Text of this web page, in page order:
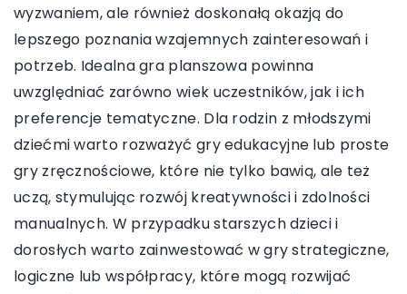
wyzwaniem, ale również doskonałą okazją do
lepszego poznania wzajemnych zainteresowań i
potrzeb. Idealna gra planszowa powinna
uwzględniać zarówno wiek uczestników, jak i ich
preferencje tematyczne. Dla rodzin z młodszymi
dziećmi warto rozważyć gry edukacyjne lub proste
gry zręcznościowe, które nie tylko bawią, ale też
uczą, stymulując rozwój kreatywności i zdolności
manualnych. W przypadku starszych dzieci i
dorosłych warto zainwestować w gry strategiczne,
logiczne lub współpracy, które mogą rozwijać